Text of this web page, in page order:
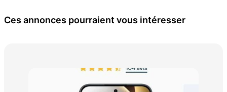
Ces annonces pourraient vous intéresser